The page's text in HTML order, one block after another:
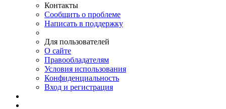
Контакты
Сообщить о проблеме
Написать в поддержку
Для пользователей
О сайте
Правообладателям
Условия использования
Конфиденциальность
Вход и регистрация